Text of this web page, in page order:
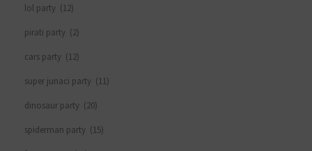
lol party (12)
pirati party (2)
cars party (12)
super junaci party (11)
dinosaur party (20)
spiderman party (15)